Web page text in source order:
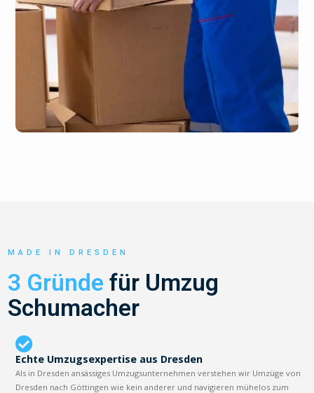
MADE IN DRESDEN
3 Gründe für Umzug
Schumacher
Echte Umzugsexpertise aus Dresden
Als in Dresden ansässiges Umzugsunternehmen verstehen wir Umzüge von
Dresden nach Göttingen wie kein anderer und navigieren mühelos zum